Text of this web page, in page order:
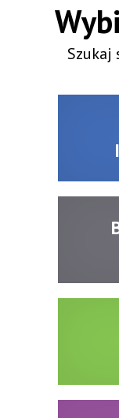
Szukaj